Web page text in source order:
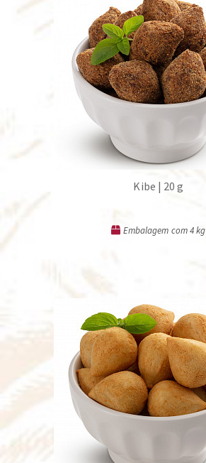
Kibe | 20 g
Embalagem com 4 kg